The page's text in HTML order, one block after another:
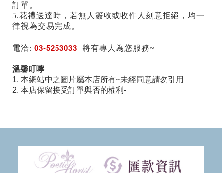
訂單。
5.花禮送達時，若無人簽收或收件人刻意拒絕，均一
律視為交易完成。
電洽:03-5253033 將有專人為您服務~
溫馨叮嚀
1. 本網站中之圖片屬本店所有~未經同意請勿引用
2. 本店保留接受訂單與否的權利-